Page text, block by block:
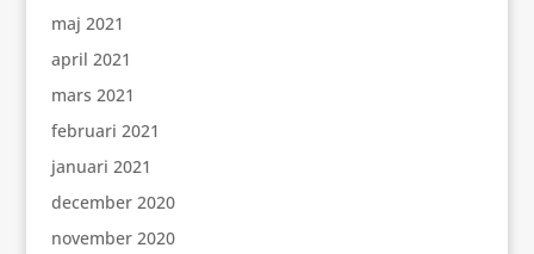
maj 2021
april 2021
mars 2021
februari 2021
januari 2021
december 2020
november 2020